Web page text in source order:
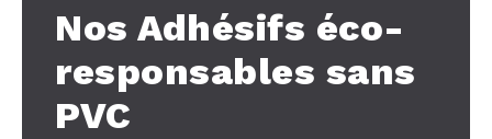
Nos Adhésifs éco-
responsables sans
PVC